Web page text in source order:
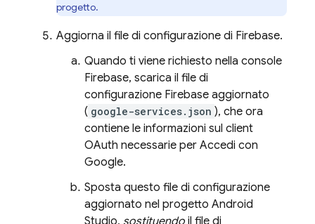
progetto.
Aggiorna il file di configurazione di Firebase.
Quando ti viene richiesto nella console
Firebase, scarica il file di
configurazione Firebase aggiornato
( google-services.json ), che ora
contiene le informazioni sul client
OAuth necessarie per Accedi con
Google.
Sposta questo file di configurazione
aggiornato nel progetto Android
Studio, sostituendo il file di